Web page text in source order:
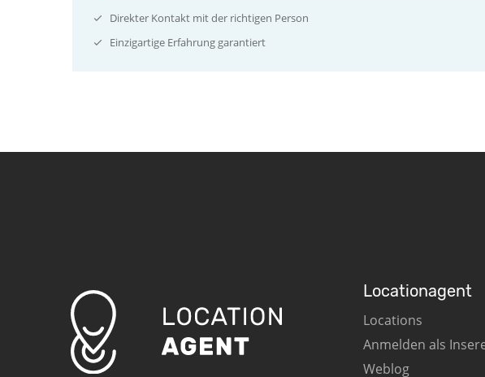
Direkter Kontakt mit der richtigen Person
Einzigartige Erfahrung garantiert
Locationagent
Locations
Anmelden als
Weblog